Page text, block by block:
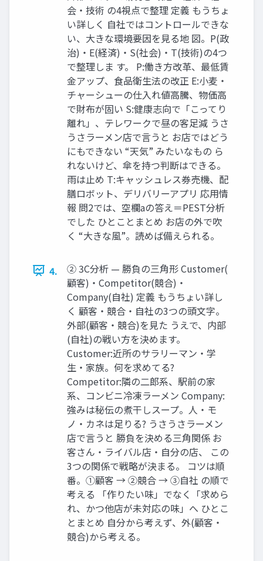
会・技術 の4視点で整理 定義 もうちょ
い詳しく 自社ではコントロールできな
い、大きな環境要因を見る地 図。P(政
治)・E(経済)・S(社会)・T(技術)の4つ
で整理しま す。 P:働き方改革、最低賃
金アップ、食品衛生法の改正 E:小麦・
チャーシューの仕入れ値高騰、物価高
で財布が固い S:健康志向で「こってり
離れ」、テレワークで昼の客足減 うさ
うさラーメン店で言うと お店ではどう
にもできない “天気” みたいなもの ら
れないけど、傘を持つ判断はできる。
雨は止め T:キャッシュレス券売機、配
膳ロボット、デリバリーアプリ 応用情
報 問2では、空欄aの答え＝PEST分析
でした ひとことまとめ お店の外で吹
く “大きな風”。読めば備えられる。
4.
② 3C分析 — 勝負の三角形 Customer(
顧客)・Competitor(競合)・
Company(自社) 定義 もうちょい詳し
く 顧客・競合・自社の3つの頭文字。
外部(顧客・競合)を見た うえで、内部
(自社)の戦い方を決めます。
Customer:近所のサラリーマン・学
生・家族。何を求めてる?
Competitor:隣の二郎系、駅前の家
系、コンビニ冷凍ラーメン Company:
強みは秘伝の煮干しスープ。人・モ
ノ・カネは足りる? うさうさラーメン
店で言うと 勝負を決める三角関係 お
客さん・ライバル店・自分の店、 この
3つの関係で戦略が決まる。 コツは順
番。①顧客 → ②競合 → ③自社 の順で
考える 「作りたい味」でなく「求めら
れ、かつ他店が未対応の味」へ ひとこ
とまとめ 自分から考えず、外(顧客・
競合)から考える。